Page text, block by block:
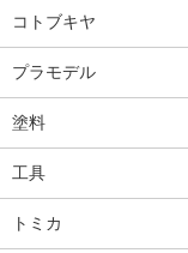
コトブキヤ
プラモデル
塗料
工具
トミカ